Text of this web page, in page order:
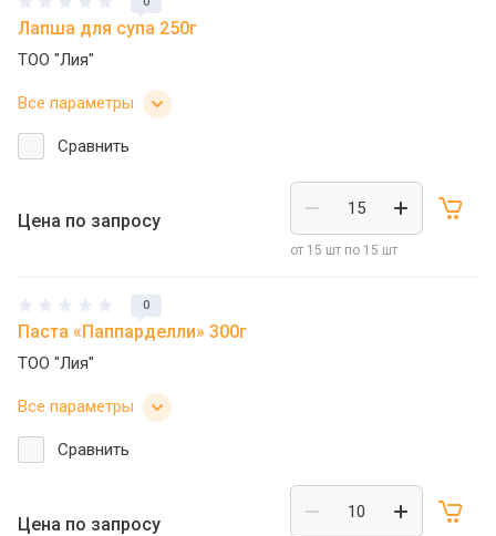
Лапша для супа 250г
ТОО "Лия"
Все параметры
Сравнить
Цена по запросу
от 15 шт по 15 шт
0
Паста «Паппарделли» 300г
ТОО "Лия"
Все параметры
Сравнить
Цена по запросу